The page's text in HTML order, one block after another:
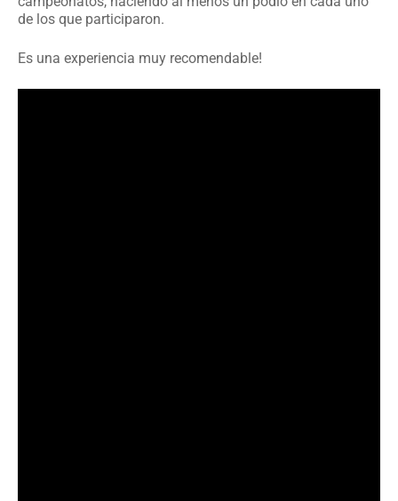
de los que participaron.
Es una experiencia muy recomendable!